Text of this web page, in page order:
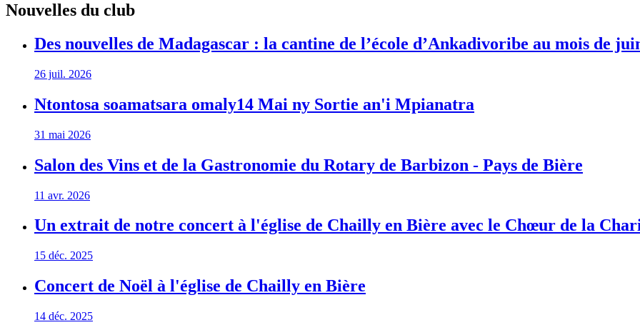
Nouvelles du club
Des nouvelles de Madagascar : la cantine de l’école d’Ankadivoribe au mois de
26 juil. 2026
Ntontosa soamatsara omaly14 Mai ny Sortie an'i Mpianatra
31 mai 2026
Salon des Vins et de la Gastronomie du Rotary de Barbizon - Pays de Bière
11 avr. 2026
Un extrait de notre concert à l'église de Chailly en Bière avec le Chœur de la
15 déc. 2025
Concert de Noël à l'église de Chailly en Bière
14 déc. 2025